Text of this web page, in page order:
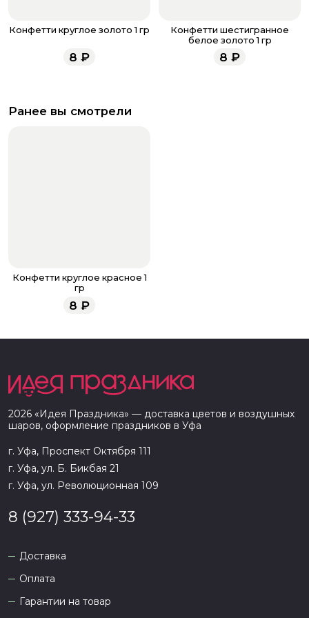
Конфетти круглое золото 1 гр
8 ₽
Конфетти шестигранное
белое золото 1 гр
8 ₽
Ранее вы смотрели
Конфетти круглое красное 1
гр
8 ₽
2026 «Идея Праздника» — доставка цветов и воздушных
шаров, оформление праздников в Уфа
г. Уфа, Проспект Октября 111
г. Уфа, ул. Б. Бикбая 21
г. Уфа, ул. Революционная 109
8 (927) 333-94-33
Доставка
Оплата
Гарантии на товар